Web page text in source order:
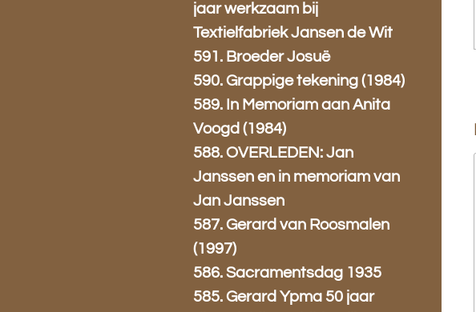
jaar werkzaam bij
Textielfabriek Jansen de Wit
591. Broeder Josuë
590. Grappige tekening (1984)
589. In Memoriam aan Anita
Voogd (1984)
588. OVERLEDEN: Jan
Janssen en in memoriam van
Jan Janssen
587. Gerard van Roosmalen
(1997)
586. Sacramentsdag 1935
585. Gerard Ypma 50 jaar